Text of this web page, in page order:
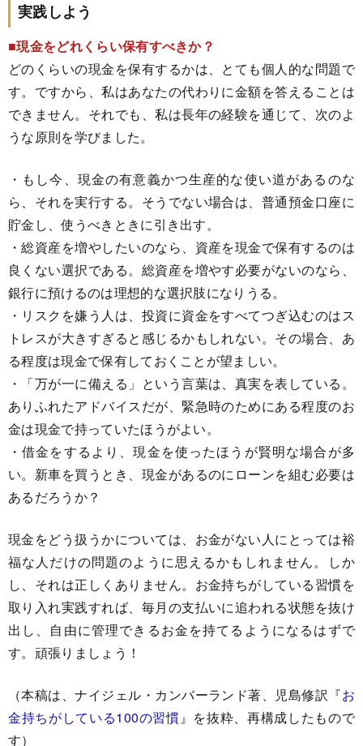
実践しよう
■現金をどれくらい保有すべきか？
どのくらいの現金を保有するかは、とても個人的な問題で
す。ですから、私はあなたの代わりに金額を答えることは
できません。それでも、私は長年の経験を通じて、次のよ
うな原則を学びました。
・もし今、現金の有意義かつ生産的な使い道があるのな
ら、それを実行する。そうでない場合は、普通預金口座に
貯金し、使うべきときに引き出す。
・総資産を増やしたいのなら、資産を現金で保有するのは
良くない選択である。総資産を増やす必要がないのなら、
銀行に預けるのは理想的な選択肢になりうる。
・リスクを嫌う人は、投資に資金をすべてつぎ込むのはス
トレスが大きすぎると感じるかもしれない。その場合、あ
る程度は現金で保有しておくことが望ましい。
・「万が一に備える」という言葉は、真実を表している。
ありふれたアドバイスだが、緊急時のためにある程度のお
金は現金で持っていたほうがよい。
・借金をするより、現金を使ったほうが賢明な場合が多
い。新車を買うとき、現金があるのにローンを組む必要は
あるだろうか？
現金をどう扱うかについては、お金がない人にとっては裕
福な人だけの問題のように思えるかもしれません。しか
し、それは正しくありません。お金持ちがしている習慣を
取り入れ実践すれば、毎月の支払いに追われる状態を抜け
出し、自由に管理できるお金を持てるようになるはずで
す。頑張りましょう！
（本稿は、ナイジェル・カンバーランド著、児島修訳『お
金持ちがしている100の習慣』を抜粋、再構成したもので
す）